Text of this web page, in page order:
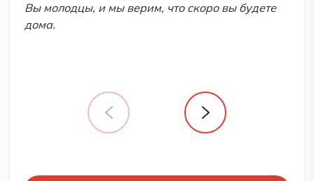
Вы молодцы, и мы верим, что скоро вы будете
дома.